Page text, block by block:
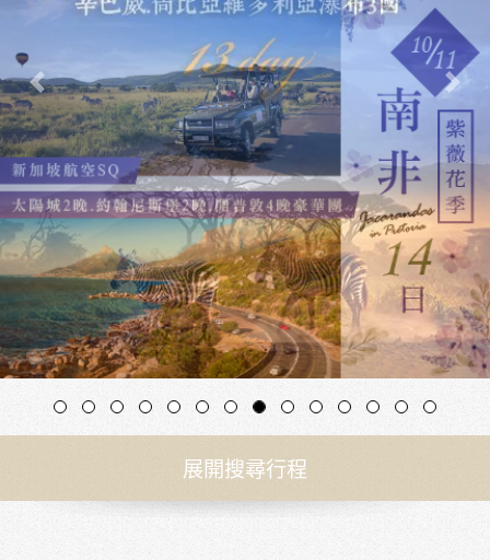
往前 往後
展開搜尋行程